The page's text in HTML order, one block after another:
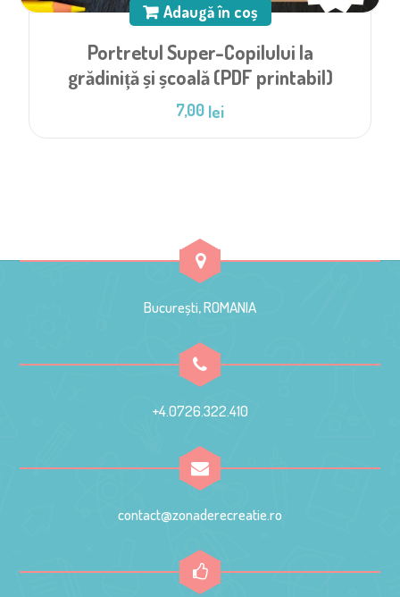
Adaugă în coș
Portretul Super-Copilului la
grădiniță și școală (PDF printabil)
7,00 lei
București, ROMANIA
+4.0726.322.410
contact@zonaderecreatie.ro